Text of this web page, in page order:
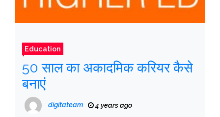
Education
50 साल का अकादमिक करियर कैसे
बनाएं
digitateam 4 years ago